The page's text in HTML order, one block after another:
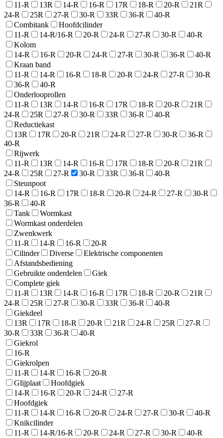
11-R
13R 14-R 16-R 17R 18-R 20-R
21R
24-R
25R 27-R 30-R 33R 36-R
40-R
Combitank
Hoofdcilinder
11-R
14-R/16-R 20-R 24-R 27-R 30-R
40-R
Kolom
14-R
16-R 20-R 24-R 27-R 30-R 36-R
40-R
Kraan band
11-R
14-R 16-R 18-R 20-R 24-R 27-R
30-R
36-R
40-R
Onderlooprollen
11-R
13R 14-R 16-R 17R 18-R 20-R
21R
24-R
25R 27-R 30-R 33R 36-R
40-R
Reductiekast
13R
17R 20-R 21R 24-R 27-R 30-R
36-R
40-R
Rijwerk
11-R
13R 14-R 16-R 17R 18-R 20-R
21R
24-R
25R 27-R 30-R 33R 36-R
40-R
Steunpoot
14-R
16-R 17R 18-R 20-R 24-R 27-R
30-R
36-R
40-R
Tank
Wormkast
Wormkast onderdelen
Zwenkwerk
11-R
14-R 16-R
20-R
Cilinder
Diverse
Elektrische componenten
Afstandsbediening
Gebruikte onderdelen
Giek
Complete giek
11-R
13R 14-R 16-R 17R 18-R 20-R
21R
24-R
25R 27-R 30-R 33R 36-R
40-R
Giekdeel
13R
17R 18-R 20-R 21R 24-R 25R
27-R
30-R
33R 36-R
40-R
Giekrol
16-R
Giekrolpen
11-R
14-R 16-R
20-R
Glijplaat
Hoofdgiek
14-R
16-R 20-R 24-R
27-R
Hoofdgiek
11-R
14-R 16-R 20-R 24-R 27-R 30-R
40-R
Knikcilinder
11-R
14-R/16-R 20-R 24-R 27-R 30-R
40-R